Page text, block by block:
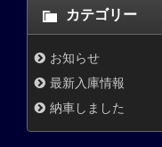
カテゴリー
お知らせ
最新入庫情報
納車しました